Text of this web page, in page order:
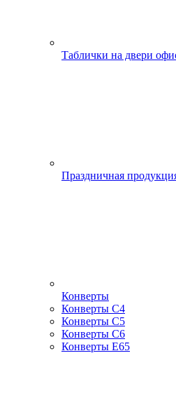
Таблички на двери
Праздничная
Конверты
Конверты С4
Конверты С5
Конверты С6
Конверты Е65